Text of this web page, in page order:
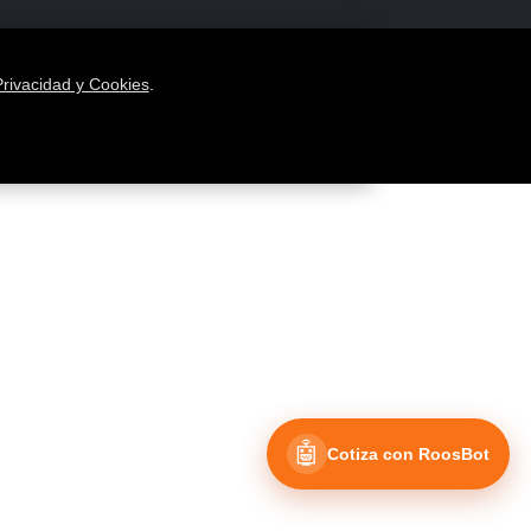
y Cookies.
🤖 Cotiza con RoosBot